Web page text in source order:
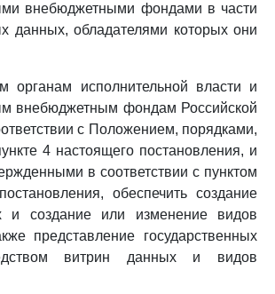
внебюджетными фондами в части
данных, обладателями которых они
органам исполнительной власти и
внебюджетным фондам Российской
с Положением, порядками,
4 настоящего постановления, и
в соответствии с пунктом
обеспечить создание
и создание или изменение видов
представление государственных
витрин данных и видов